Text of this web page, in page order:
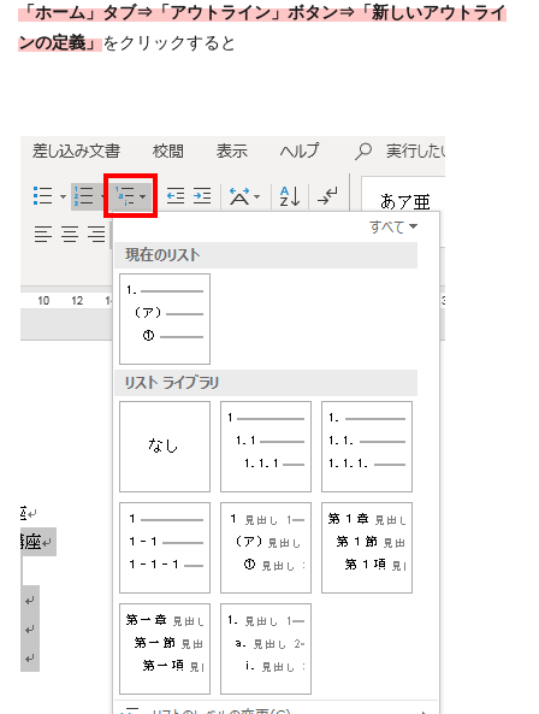
「ホーム」タブ⇒「アウトライン」ボタン⇒「新しいアウトライ
ンの定義」をクリックすると